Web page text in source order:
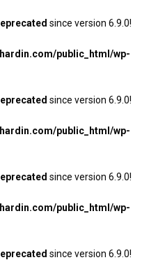
since version 6.9.0!
public_html/wp-
since version 6.9.0!
public_html/wp-
since version 6.9.0!
public_html/wp-
since version 6.9.0!